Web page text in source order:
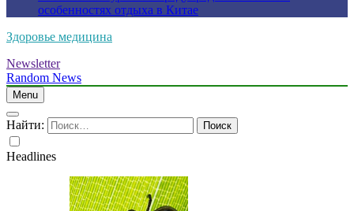
особенностях отдыха в Китае
Здоровье медицина
Newsletter
Random News
Menu
Найти:
Headlines